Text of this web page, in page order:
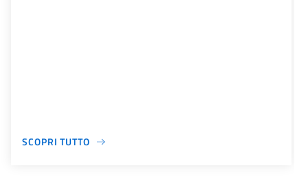
SCOPRI TUTTO